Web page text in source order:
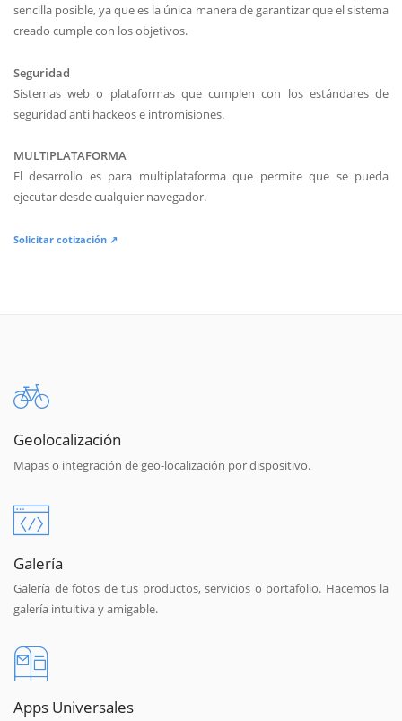
sencilla posible, ya que es la única manera de garantizar que el sistema
creado cumple con los objetivos.
Seguridad
Sistemas web o plataformas que cumplen con los estándares de
seguridad anti hackeos e intromisiones.
MULTIPLATAFORMA
El desarrollo es para multiplataforma que permite que se pueda
ejecutar desde cualquier navegador.
Solicitar cotización ↗
Geolocalización
Mapas o integración de geo-localización por dispositivo.
Galería
Galería de fotos de tus productos, servicios o portafolio. Hacemos la
galería intuitiva y amigable.
Apps Universales